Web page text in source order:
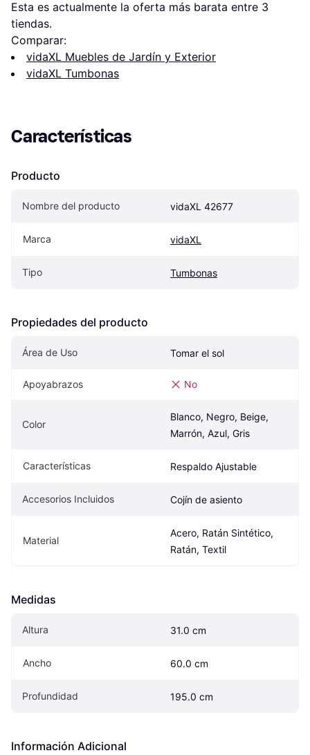
Esta es actualmente la oferta más barata entre 3
tiendas.
Comparar:
vidaXL Muebles de Jardín y Exterior
vidaXL Tumbonas
Características
Producto
Nombre del producto vidaXL 42677
Marca vidaXL
Tipo Tumbonas
Propiedades del producto
Área de Uso Tomar el sol
Apoyabrazos No
Color
Blanco, Negro, Beige,
Marrón, Azul, Gris
Características Respaldo Ajustable
Accesorios Incluidos Cojín de asiento
Material
Acero, Ratán Sintético,
Ratán, Textil
Medidas
Altura 31.0 cm
Ancho 60.0 cm
Profundidad 195.0 cm
Información Adicional